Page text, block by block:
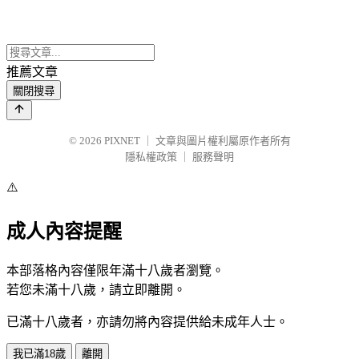
推薦文章
關閉搜尋
© 2026 PIXNET
文章與圖片權利屬原作者所有
隱私權政策
服務聲明
⚠️
成人內容提醒
本部落格內容僅限年滿十八歲者瀏覽。
若您未滿十八歲，請立即離開。
已滿十八歲者，亦請勿將內容提供給未成年人士。
我已滿18歲 離開